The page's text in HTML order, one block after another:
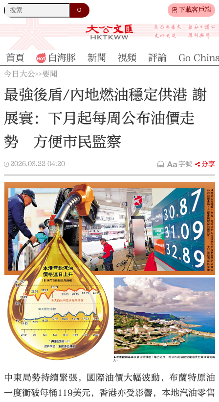
下載客戶端
大公文匯
首頁 白海豚 新聞 視頻 評論 Go
今日大公>>要聞
最強後盾/內地燃油穩定供港 謝
展寰：下月起每周公布油價走
勢 方便市民監察
2026.03.22 04:20 字號 分享
中東局勢持續緊張，國際油價大幅波動，布蘭特原油
一度衝破每桶119美元，香港亦受影響，本地汽油零售